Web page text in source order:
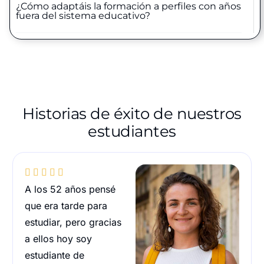
¿Cómo adaptáis la formación a perfiles con años
fuera del sistema educativo?
Historias de éxito de nuestros
estudiantes
    
A los 52 años pensé
que era tarde para
estudiar, pero gracias
a ellos hoy soy
estudiante de